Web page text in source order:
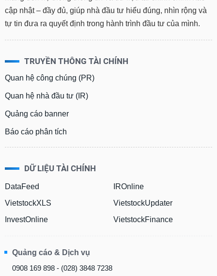
cập nhật – đầy đủ, giúp nhà đầu tư hiểu đúng, nhìn rộng và
tự tin đưa ra quyết định trong hành trình đầu tư của mình.
TRUYỀN THÔNG TÀI CHÍNH
Quan hệ công chúng (PR)
Quan hệ nhà đầu tư (IR)
Quảng cáo banner
Báo cáo phân tích
DỮ LIỆU TÀI CHÍNH
DataFeed
VietstockXLS
InvestOnline
IROnline
VietstockUpdater
VietstockFinance
Quảng cáo & Dịch vụ
0908 169 898 - (028) 3848 7238
chính